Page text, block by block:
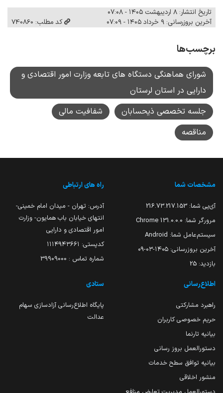
تاریخ انتشار: ۸ اردیبهشت ۱۴۰۵ - ۰۷:۰۸
آخرین بروزرسانی: ۹ خرداد ۱۴۰۵ - ۰۷:۰۹
کد مطلب: 740860
برچسب‌ها
شورای هماهنگی دستگاه های تابعه وزارت امور اقتصادی و
دارایی در استان لرستان
جلسه تخصصی ذیحسابان
شفافیت مالی
مناقصه
مشخصات شما
آی‌پی شما: 216.73.217.153
مرورگر شما: 131.0.0.0 Chrome
سیستم‌عامل شما: Android
آخرین بروزرسانی: ۱۴۰۵-۰۳-۰۹
بازدید: 25
راه های ارتباطی
آدرس: تهران - میدان امام خمینی-
انتهای خیابان باب همایون- وزارت
امور اقتصادی و دارایی
کدپستی: ۱۱۱۴۹۴۳۶۶۱
شماره تماس : 39909000
اطلاع‌رسانی
راهبرد مشارکتی
حریم خصوصی کاربران
بیانیه تارنما
دستورالعمل بروز رسانی
بیانیه توافق سطح خدمات
منشور اخلاقی
ستادی
پایگاه اطلاع‌رسانی آزادسازی سهام
عدالت